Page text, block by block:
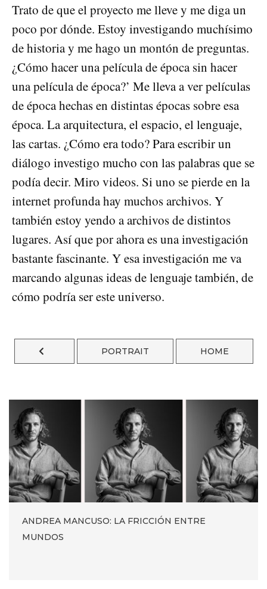
Trato de que el proyecto me lleve y me diga un
poco por dónde. Estoy investigando muchísimo
de historia y me hago un montón de preguntas.
¿Cómo hacer una película de época sin hacer
una película de época?’ Me lleva a ver películas
de época hechas en distintas épocas sobre esa
época. La arquitectura, el espacio, el lenguaje,
las cartas. ¿Cómo era todo? Para escribir un
diálogo investigo mucho con las palabras que se
podía decir. Miro videos. Si uno se pierde en la
internet profunda hay muchos archivos. Y
también estoy yendo a archivos de distintos
lugares. Así que por ahora es una investigación
bastante fascinante. Y esa investigación me va
marcando algunas ideas de lenguaje también, de
cómo podría ser este universo.
PORTRAIT HOME
ANDREA MANCUSO: LA FRICCIÓN ENTRE
MUNDOS